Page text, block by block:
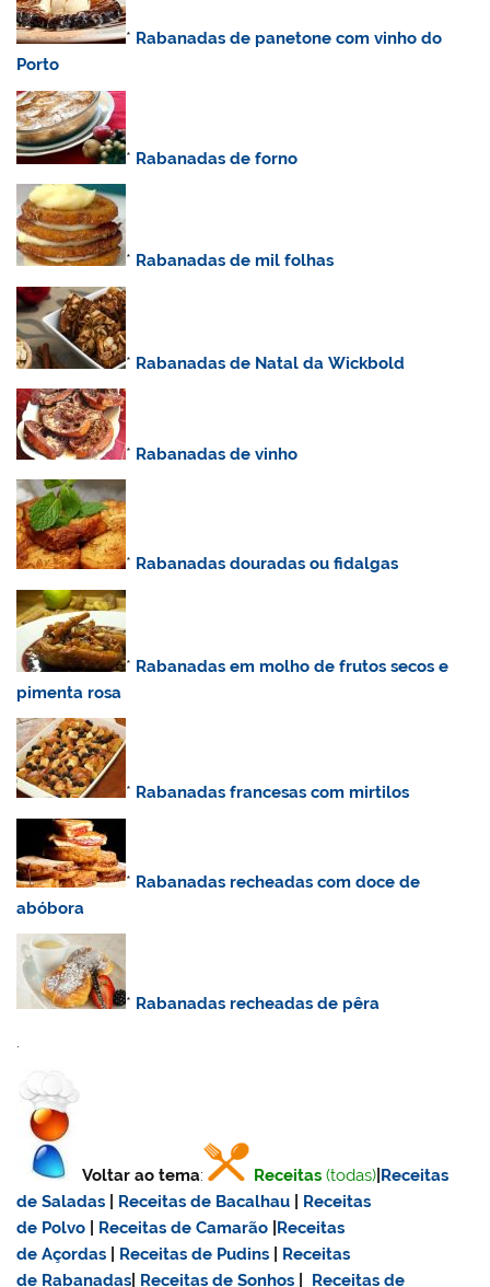
* Rabanadasde panetone com vinho do
Porto
* Rabanadas de forno
* Rabanadas de mil folhas
* Rabanadas de Natal daWickbold
* Rabanadas de vinho
* Rabanadas douradas ou fidalgas
* Rabanadasem molho de frutos secos e
pimenta rosa
* Rabanadas francesas com mirtilos
* Rabanadas recheadas com doce de
abóbora
* Rabanadas recheadas de pêra
.
Voltar ao tema: Receitas (todas) Receitas
de Saladas
Receitas de Bacalhau
Receitas
de Polvo
Receitas de Camarão Receitas
de Açordas
Receitas de Pudins
Receitas
de Rabanadas Receitas de Sonhos Receitas de